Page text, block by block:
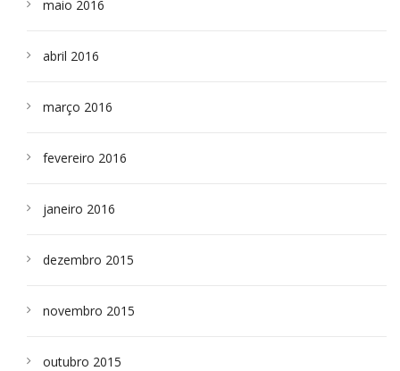
maio 2016
abril 2016
março 2016
fevereiro 2016
janeiro 2016
dezembro 2015
novembro 2015
outubro 2015